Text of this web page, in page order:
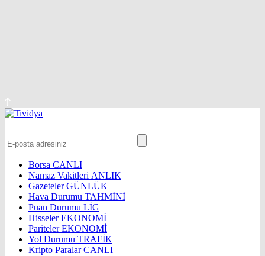
Borsa CANLI
Namaz Vakitleri ANLIK
GazetelerGÜNLÜK
Hava Durumu TAHMİNİ
Puan Durumu LİG
HisselerEKONOMİ
ParitelerEKONOMİ
Yol Durumu TRAFİK
Kripto ParalarCANLI